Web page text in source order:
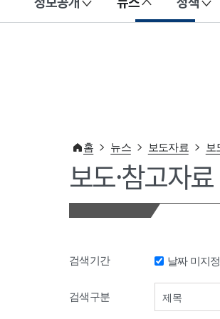
이 누리집은 대한민국 공식 전자정부 누리집입
홈 뉴스 보도자료 보
보도·참고자료
검색기간 날짜 미지정
검색구분 제목